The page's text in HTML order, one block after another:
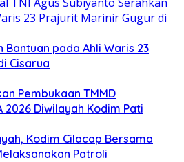
Bantuan pada Ahli Waris 23
Cisarua
Pembukaan TMMD
2026 Diwilayah Kodim Pati
Kodim Cilacap Bersama
Patroli